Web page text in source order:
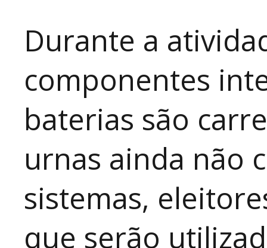
Durante a
componentes
baterias são
urnas ainda não
sistemas,
que serão